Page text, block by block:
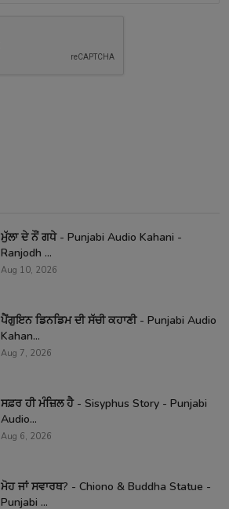
ਮੁੱਲਾ ਦੇ ਨੌਂ ਗਧੇ - Punjabi Audio Kahani -
Ranjodh ...
Aug 10, 2026
ਪੈਂਗੁਇਨ ਡਿਨਡਿਮ ਦੀ ਸੱਚੀ ਕਹਾਣੀ - Punjabi Audio
Kahan...
Aug 7, 2026
ਸਫ਼ਰ ਹੀ ਮੰਜ਼ਿਲ ਹੈ - Sisyphus Story - Punjabi
Audio...
Aug 6, 2026
ਮੋਹ ਜਾਂ ਸਵਾਰਥ? - Chiono & Buddha Statue -
Punjabi ...